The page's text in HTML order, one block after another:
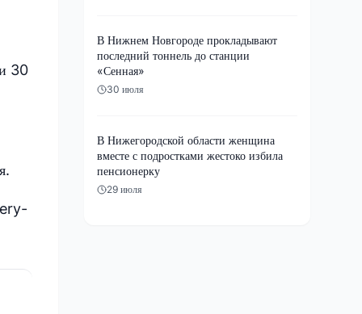
30
В Нижнем Новгороде прокладывают
последний тоннель до станции
«Сенная»
30 июля
В Нижегородской области женщина
вместе с подростками жестоко избила
пенсионерку
29 июля